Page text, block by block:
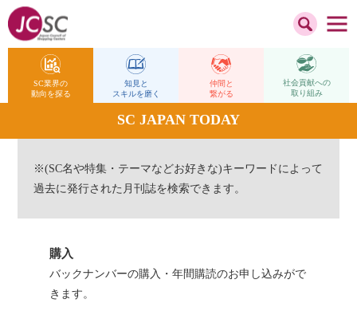
SC業界の
動向を探る
知見と
スキルを磨く
仲間と
繋がる
社会貢献への
取り組み
SC JAPAN TODAY
※(SC名や特集・テーマなどお好きな)キーワードによって
過去に発行された月刊誌を検索できます。
購入
バックナンバーの購入・年間購読のお申し込みがで
きます。